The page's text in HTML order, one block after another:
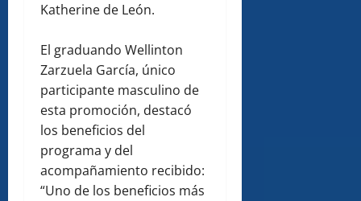
Katherine de León.
El graduando Wellinton
Zarzuela García, único
participante masculino de
esta promoción, destacó
los beneficios del
programa y del
acompañamiento recibido:
“Uno de los beneficios más